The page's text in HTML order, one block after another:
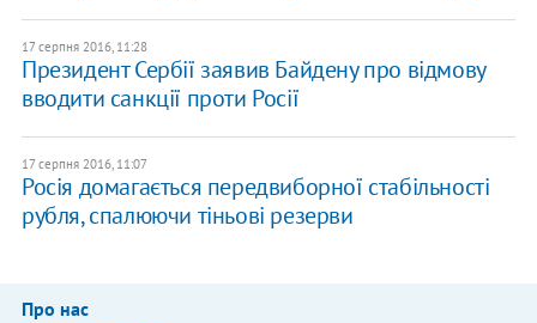
17 серпня 2016, 11:28
Президент Сербії заявив Байдену про відмову
вводити санкції проти Росії
17 серпня 2016, 11:07
Росія домагається передвиборної стабільності
рубля, спалюючи тіньові резерви
Про нас